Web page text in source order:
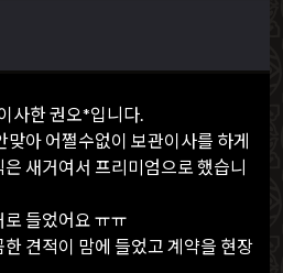
사한 권오*입니다.
맞아 어쩔수없이 보관이사를 하게
새거여서 프리미엄으로 했습니
들었어요 ㅠㅠ
견적이 맘에 들었고 계약을 현장